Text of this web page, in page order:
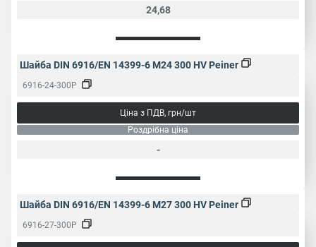
24,68
Шайба DIN 6916/EN 14399-6 M24 300 HV Peiner
6916-24-300P
Ціна з ПДВ, грн/шт
Роздрібна ціна
-
Шайба DIN 6916/EN 14399-6 M27 300 HV Peiner
6916-27-300P